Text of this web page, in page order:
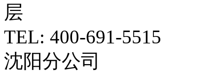
层
TEL: 400-691-5515
沈阳分公司